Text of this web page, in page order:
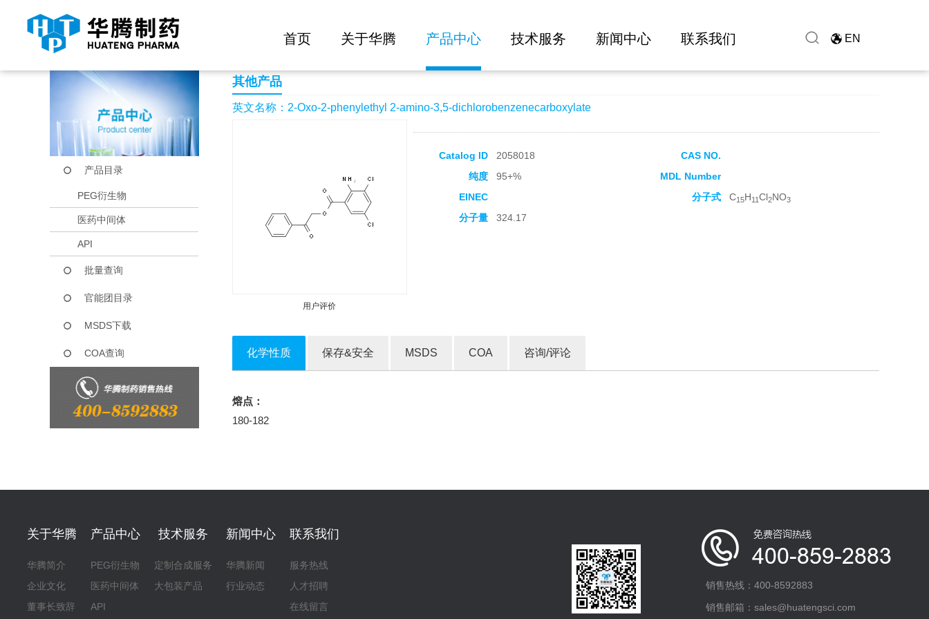
首页 关于华腾 产品中心 技术服务 新闻中心 联系我们 EN
当前位置： 首页 产品中心 2-Oxo-2-phenylethyl 2-amino-3,5-dichlorobenzenecarboxylate
产品目录
PEG衍生物
医药中间体
API
批量查询
官能团目录
MSDS下载
COA查询
其他产品
英文名称：2-Oxo-2-phenylethyl 2-amino-3,5-dichlorobenzenecarboxylate
用户评价
Catalog ID 2058018
CAS NO.
纯度
95+%
MDL Number
EINEC
分子式 C15H11Cl2NO3
分子量 324.17
化学性质 保存&安全 MSDS COA 咨询/评论
熔点：
180-182
关于华腾
华腾简介
企业文化
董事长致辞
产品中心
PEG衍生物
医药中间体
API
技术服务
定制合成服务
大包装产品
新闻中心
华腾新闻
行业动态
联系我们
服务热线
人才招聘
在线留言
销售热线：400-8592883
销售邮箱：sales@huatengsci.com